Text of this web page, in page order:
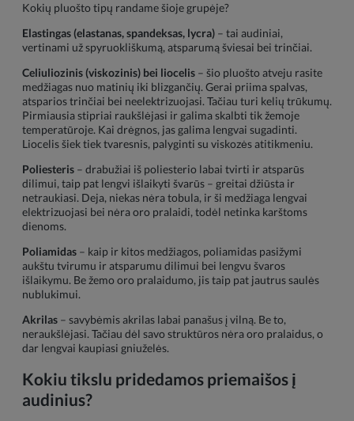
Kokių pluošto tipų randame šioje grupėje?
Elastingas (elastanas, spandeksas, lycra) – tai audiniai,
vertinami už spyruokliškumą, atsparumą šviesai bei trinčiai.
Celiuliozinis (viskozinis) bei liocelis – šio pluošto atveju rasite
medžiagas nuo matinių iki blizgančių. Gerai priima spalvas,
atsparios trinčiai bei neelektrizuojasi. Tačiau turi kelių trūkumų.
Pirmiausia stipriai raukšlėjasi ir galima skalbti tik žemoje
temperatūroje. Kai drėgnos, jas galima lengvai sugadinti.
Liocelis šiek tiek tvaresnis, palyginti su viskozės atitikmeniu.
Poliesteris – drabužiai iš poliesterio labai tvirti ir atsparūs
dilimui, taip pat lengvi išlaikyti švarūs – greitai džiūsta ir
netraukiasi. Deja, niekas nėra tobula, ir ši medžiaga lengvai
elektrizuojasi bei nėra oro pralaidi, todėl netinka karštoms
dienoms.
Poliamidas – kaip ir kitos medžiagos, poliamidas pasižymi
aukštu tvirumu ir atsparumu dilimui bei lengvu švaros
išlaikymu. Be žemo oro pralaidumo, jis taip pat jautrus saulės
nublukimui.
Akrilas – savybėmis akrilas labai panašus į vilną. Be to,
neraukšlėjasi. Tačiau dėl savo struktūros nėra oro pralaidus, o
dar lengvai kaupiasi gniuželės.
Kokiu tikslu pridedamos priemaišos į
audinius?